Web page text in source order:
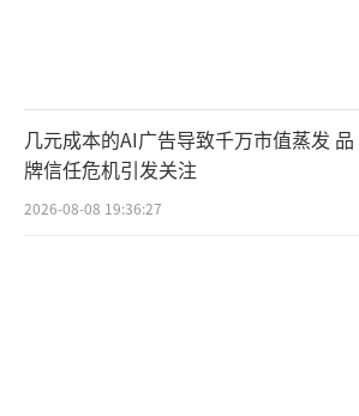
几元成本的AI广告导致千万市值蒸发 品
牌信任危机引发关注
2026-08-08 19:36:27